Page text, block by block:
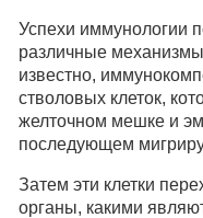
Успехи иммунологии
различные
известно,
стволовых клеток,
желточном мешке и
последующем
Затем эти клетки
органы, какими